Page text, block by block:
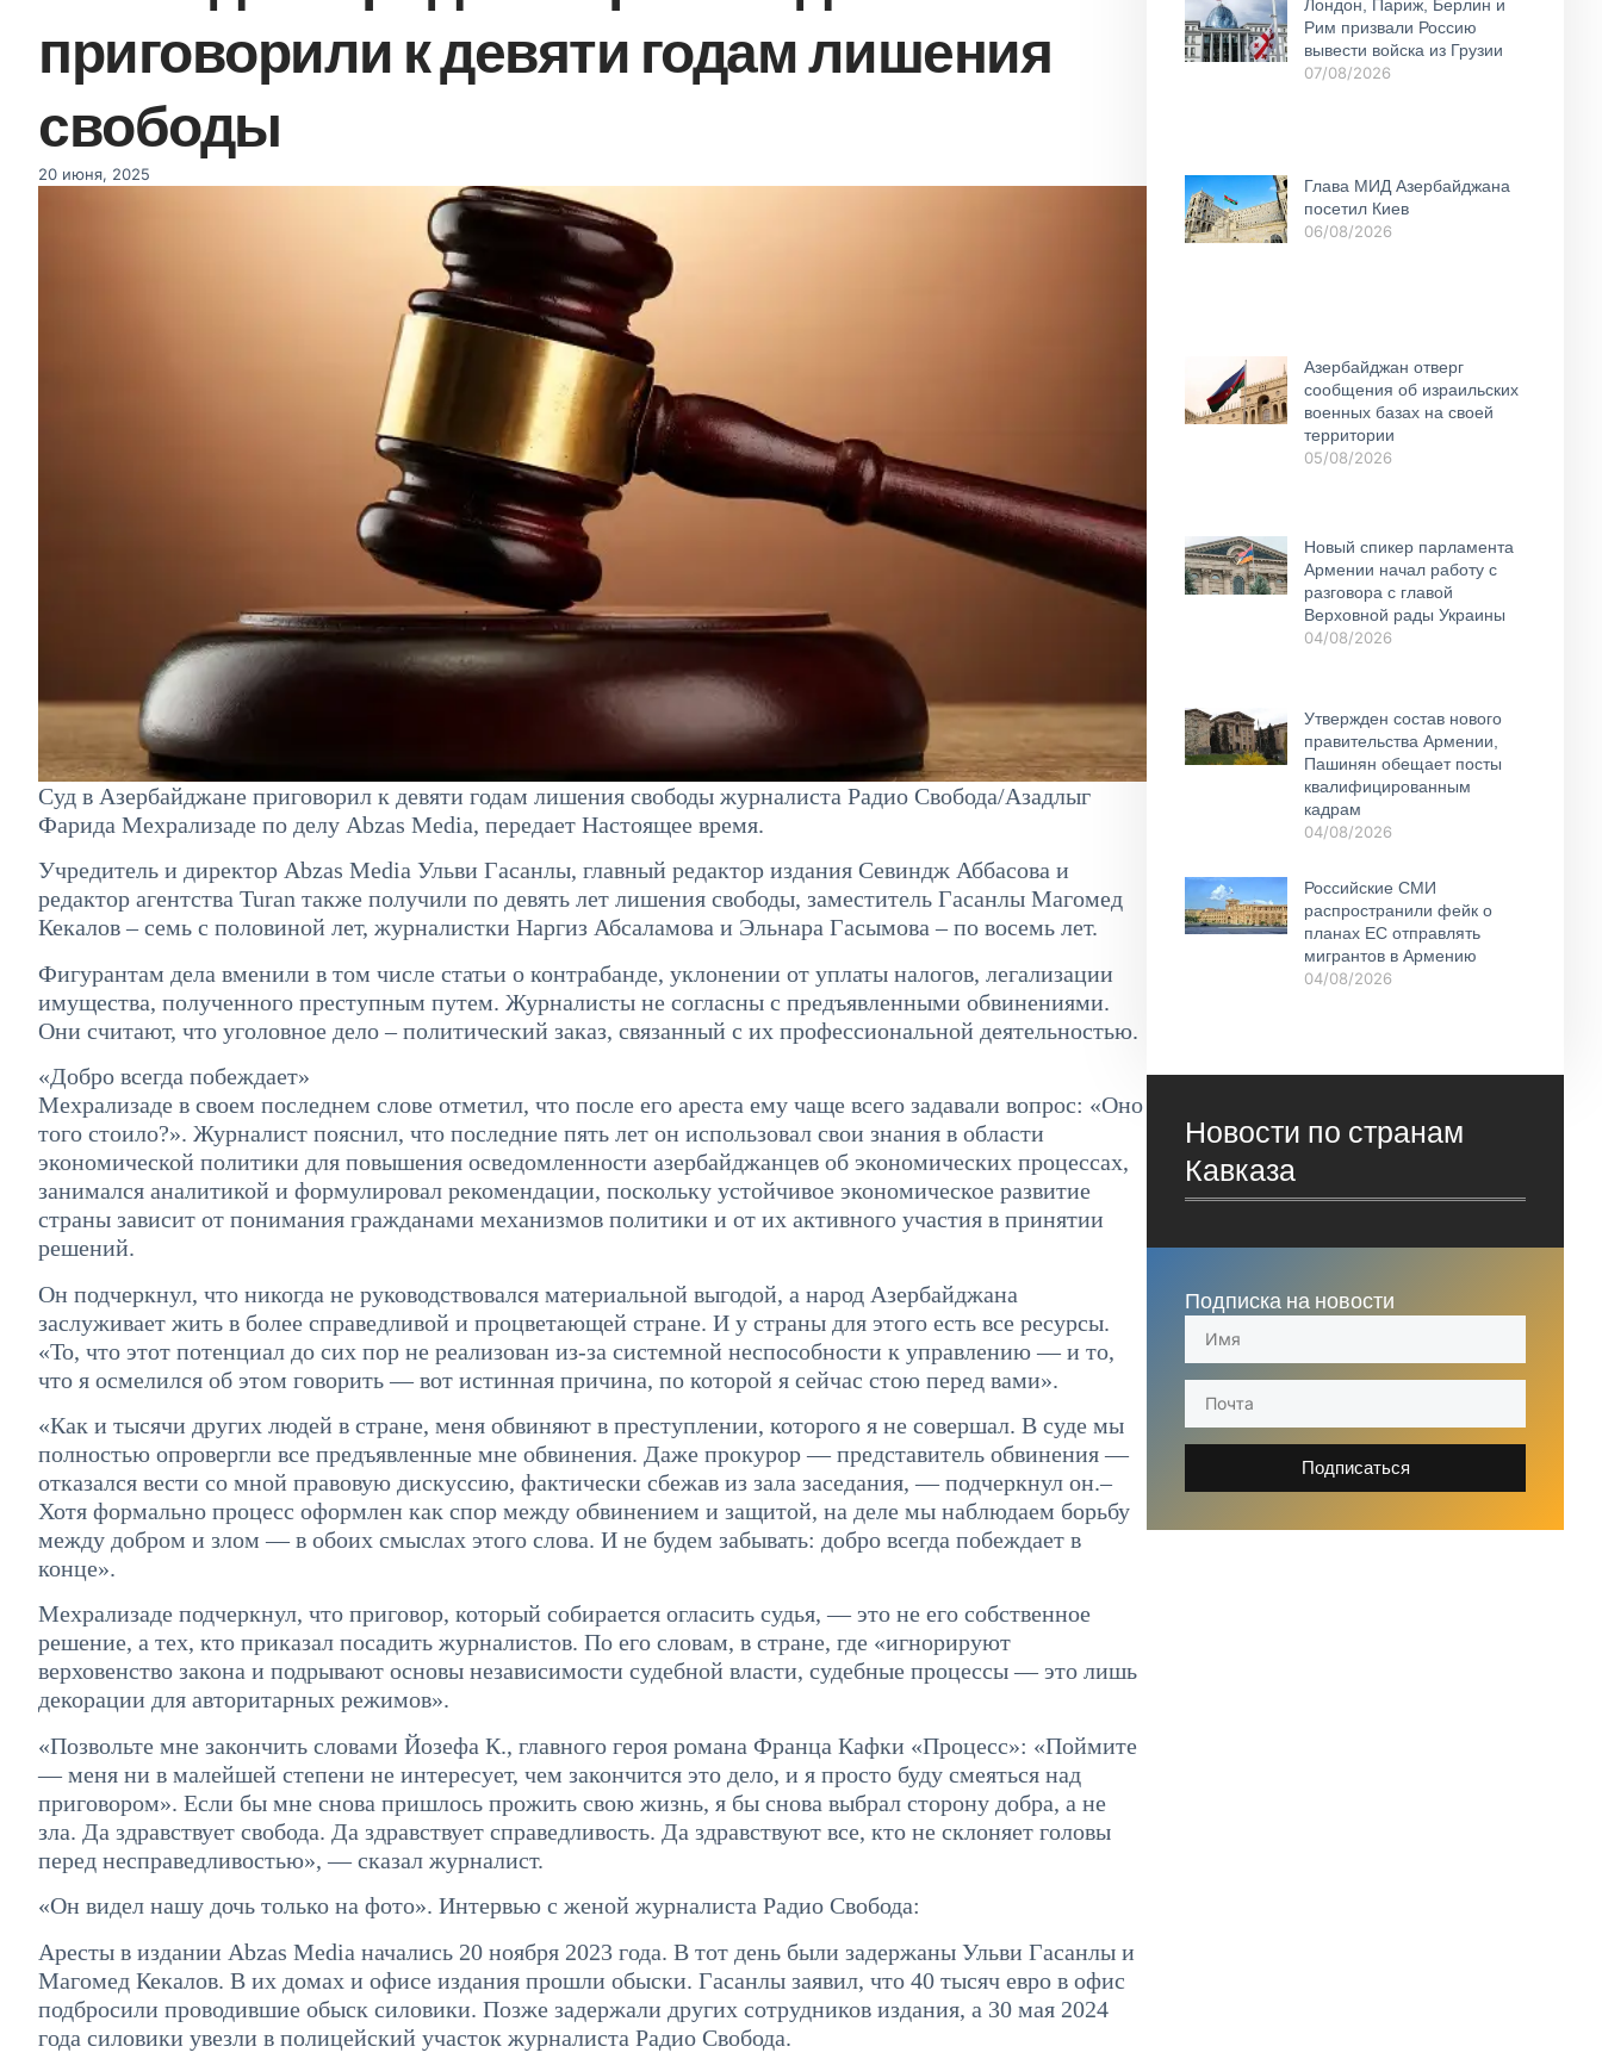
приговорили к девяти годам лишения
свободы
20 июня, 2025
Суд в Азербайджане приговорил к девяти годам лишения свободы журналиста Радио Свобода/Азадлыг
Фарида Мехрализаде по делу Abzas Media, передает Настоящее время.
Учредитель и директор Abzas Media Ульви Гасанлы, главный редактор издания Севиндж Аббасова и
редактор агентства Turan также получили по девять лет лишения свободы, заместитель Гасанлы Магомед
Кекалов – семь с половиной лет, журналистки Наргиз Абсаламова и Эльнара Гасымова – по восемь лет.
Фигурантам дела вменили в том числе статьи о контрабанде, уклонении от уплаты налогов, легализации
имущества, полученного преступным путем. Журналисты не согласны с предъявленными обвинениями.
Они считают, что уголовное дело – политический заказ, связанный с их профессиональной деятельностью.
«Добро всегда побеждает»
Мехрализаде в своем последнем слове отметил, что после его ареста ему чаще всего задавали вопрос: «Оно
того стоило?». Журналист пояснил, что последние пять лет он использовал свои знания в области
экономической политики для повышения осведомленности азербайджанцев об экономических процессах,
занимался аналитикой и формулировал рекомендации, поскольку устойчивое экономическое развитие
страны зависит от понимания гражданами механизмов политики и от их активного участия в принятии
решений.
Он подчеркнул, что никогда не руководствовался материальной выгодой, а народ Азербайджана
заслуживает жить в более справедливой и процветающей стране. И у страны для этого есть все ресурсы.
«То, что этот потенциал до сих пор не реализован из-за системной неспособности к управлению — и то,
что я осмелился об этом говорить — вот истинная причина, по которой я сейчас стою перед вами».
«Как и тысячи других людей в стране, меня обвиняют в преступлении, которого я не совершал. В суде мы
полностью опровергли все предъявленные мне обвинения. Даже прокурор — представитель обвинения —
отказался вести со мной правовую дискуссию, фактически сбежав из зала заседания, — подчеркнул он.–
Хотя формально процесс оформлен как спор между обвинением и защитой, на деле мы наблюдаем борьбу
между добром и злом — в обоих смыслах этого слова. И не будем забывать: добро всегда побеждает в
конце».
Мехрализаде подчеркнул, что приговор, который собирается огласить судья, — это не его собственное
решение, а тех, кто приказал посадить журналистов. По его словам, в стране, где «игнорируют
верховенство закона и подрывают основы независимости судебной власти, судебные процессы — это лишь
декорации для авторитарных режимов».
«Позвольте мне закончить словами Йозефа К., главного героя романа Франца Кафки «Процесс»: «Поймите
— меня ни в малейшей степени не интересует, чем закончится это дело, и я просто буду смеяться над
приговором». Если бы мне снова пришлось прожить свою жизнь, я бы снова выбрал сторону добра, а не
зла. Да здравствует свобода. Да здравствует справедливость. Да здравствуют все, кто не склоняет головы
перед несправедливостью», — сказал журналист.
«Он видел нашу дочь только на фото». Интервью с женой журналиста Радио Свобода:
Аресты в издании Abzas Media начались 20 ноября 2023 года. В тот день были задержаны Ульви Гасанлы и
Магомед Кекалов. В их домах и офисе издания прошли обыски. Гасанлы заявил, что 40 тысяч евро в офис
подбросили проводившие обыск силовики. Позже задержали других сотрудников издания, а 30 мая 2024
года силовики увезли в полицейский участок журналиста Радио Свобода.
Лондон, Париж, Берлин и
Рим призвали Россию
вывести войска из Грузии
07/08/2026
Глава МИД Азербайджана
посетил Киев
06/08/2026
Азербайджан отверг
сообщения об израильских
военных базах на своей
территории
05/08/2026
Новый спикер парламента
Армении начал работу с
разговора с главой
Верховной рады Украины
04/08/2026
Утвержден состав нового
правительства Армении,
Пашинян обещает посты
квалифицированным
кадрам
04/08/2026
Российские СМИ
распространили фейк о
планах ЕС отправлять
мигрантов в Армению
04/08/2026
Новости по странам
Кавказа
Подписка на новости
Подписаться